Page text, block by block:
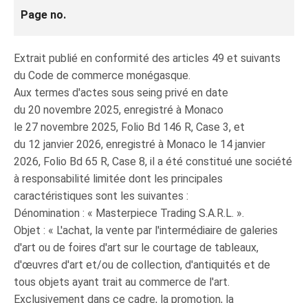
Page no.
Extrait publié en conformité des articles 49 et suivants
du Code de commerce monégasque.
Aux termes d'actes sous seing privé en date
du 20 novembre 2025, enregistré à Monaco
le 27 novembre 2025, Folio Bd 146 R, Case 3, et
du 12 janvier 2026, enregistré à Monaco le 14 janvier
2026, Folio Bd 65 R, Case 8, il a été constitué une société
à responsabilité limitée dont les principales
caractéristiques sont les suivantes :
Dénomination : « Masterpiece Trading S.A.R.L. ».
Objet : « L'achat, la vente par l'intermédiaire de galeries
d'art ou de foires d'art sur le courtage de tableaux,
d'œuvres d'art et/ou de collection, d'antiquités et de
tous objets ayant trait au commerce de l'art.
Exclusivement dans ce cadre, la promotion, la